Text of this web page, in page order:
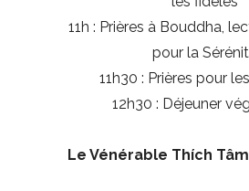
11h : Prières à Bouddha,
pour la
11h30 : Prières pour
12h30 : Déjeuner
Le Vénérable Thích